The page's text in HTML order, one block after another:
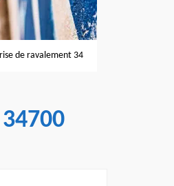
de ravalement 34
34700